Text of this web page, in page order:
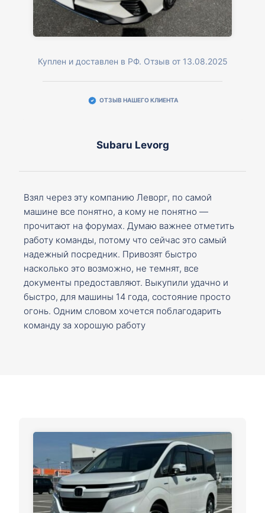
Куплен и доставлен в РФ. Отзыв от 13.08.2025
ОТЗЫВ НАШЕГО КЛИЕНТА
Subaru Levorg
Взял через эту компанию Леворг, по самой
машине все понятно, а кому не понятно —
прочитают на форумах. Думаю важнее отметить
работу команды, потому что сейчас это самый
надежный посредник. Привозят быстро
насколько это возможно, не темнят, все
документы предоставляют. Выкупили удачно и
быстро, для машины 14 года, состояние просто
огонь. Одним словом хочется поблагодарить
команду за хорошую работу